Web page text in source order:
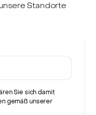
Standorte
Sie sich damit
gemäß unserer